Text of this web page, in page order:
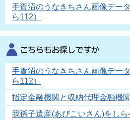
手賀沼のうなきちさん画像デー
ら112）
手賀沼のうなきちさん画像デー
ら112）
指定金融機関と収納代理金融機関
我孫子遺産(あびこいさん)をしら